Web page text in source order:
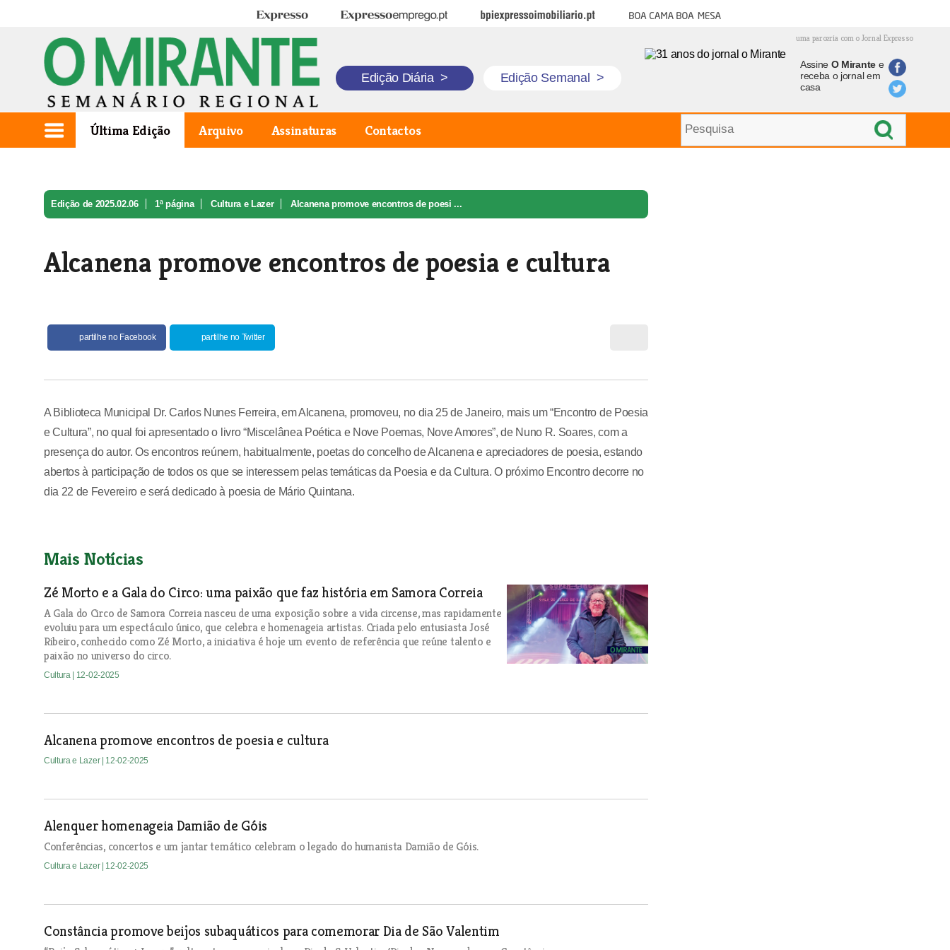
Expresso Expresso Emprego BPI Expresso Imobiliário Boa cama boa mesa
uma parceria com o Jornal Expresso
Edição Diária > Edição Semanal >
Assine O Mirantee
receba o jornal em
casa
Última Edição Arquivo Assinaturas Contactos
Edição de 2025.02.06 1ª página Cultura e Lazer Alcanena promove encontros de poesi ...
Alcanena promove encontros de poesia e cultura
partilhe no Facebook partilhe no Twitter
A Biblioteca Municipal Dr. Carlos Nunes Ferreira, em Alcanena, promoveu, no dia 25 de Janeiro, mais um “Encontro de Poesia
e Cultura”, no qual foi apresentado o livro “Miscelânea Poética e Nove Poemas, Nove Amores”, de Nuno R. Soares, com a
presença do autor. Os encontros reúnem, habitualmente, poetas do concelho de Alcanena e apreciadores de poesia, estando
abertos à participação de todos os que se interessem pelas temáticas da Poesia e da Cultura. O próximo Encontro decorre no
dia 22 de Fevereiro e será dedicado à poesia de Mário Quintana.
Mais Notícias
Zé Morto e a Gala do Circo: uma paixão que faz história em Samora Correia
A Gala do Circo de Samora Correia nasceu de uma exposição sobre a vida circense, mas rapidamente
evoluiu para um espectáculo único, que celebra e homenageia artistas. Criada pelo entusiasta José
Ribeiro, conhecido como Zé Morto, a iniciativa é hoje um evento de referência que reúne talento e
paixão no universo do circo.
Cultura | 12-02-2025
Alcanena promove encontros de poesia e cultura
Cultura e Lazer | 12-02-2025
Alenquer homenageia Damião de Góis
Conferências, concertos e um jantar temático celebram o legado do humanista Damião de Góis.
Cultura e Lazer | 12-02-2025
Constância promove beijos subaquáticos para comemorar Dia de São Valentim